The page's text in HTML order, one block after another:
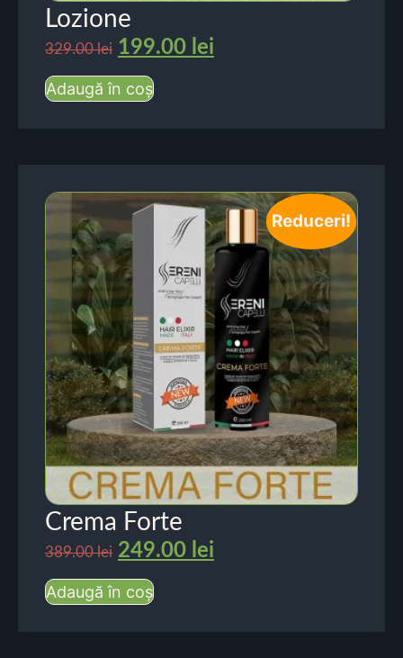
Lozione
329.00lei 199.00 lei
Adaugă în coș
Reduceri!
Crema Forte
389.00lei 249.00 lei
Adaugă în coș